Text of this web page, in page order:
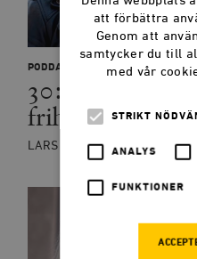
PODDAR
30: Public
frihandel och
LARS ANDERS JOHANSSON,
att förbättra
Genom att
samtycker du till
med vår
STRIKT
ANALYS
FUNKTIONER